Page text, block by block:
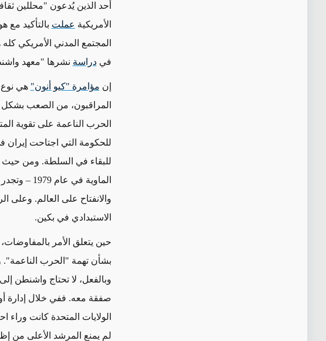
أحد الذين يُدعون "محللين
الأمريكية عملت بالتأكيد مع
المجتمع المدني الأمريكي
فيدراسة نشرها "معهد
إن مؤامرة "كيو أنون" هي نوع
المراقبون، من الصعب
الحرب الناعمة على تقوية
للحكومة التي اجتاحت إيران
للبقاء في السلطة. ومن حيث
الماوية
والانفتاح على العالم. وعلى
الاستبدادي في بكين.
حين يتعلق الأمر
بشأن تهمة "الحرب الناعمة".
وبالفعل، لا تحتاج واشنطن
صفقة معه. ففي خلال إدارة
لم يمنع المرشد الأعلى من